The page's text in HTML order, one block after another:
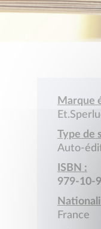
Marque
Type de
Auto-
ISBN :
979-10-
France